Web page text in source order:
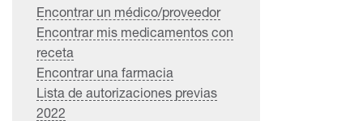
Encontrar un médico/proveedor
Encontrar mis medicamentos con
receta
Encontrar una farmacia
Lista de autorizaciones previas
2022